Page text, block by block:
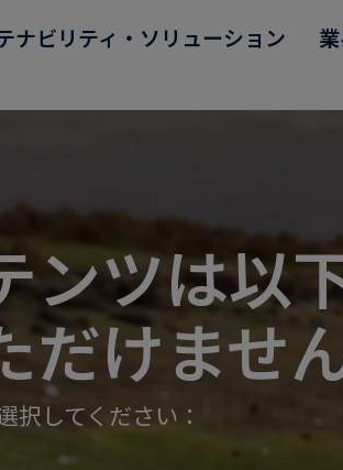
ナビリティ・ソリューション
ンツは以
だけませ
択してください：